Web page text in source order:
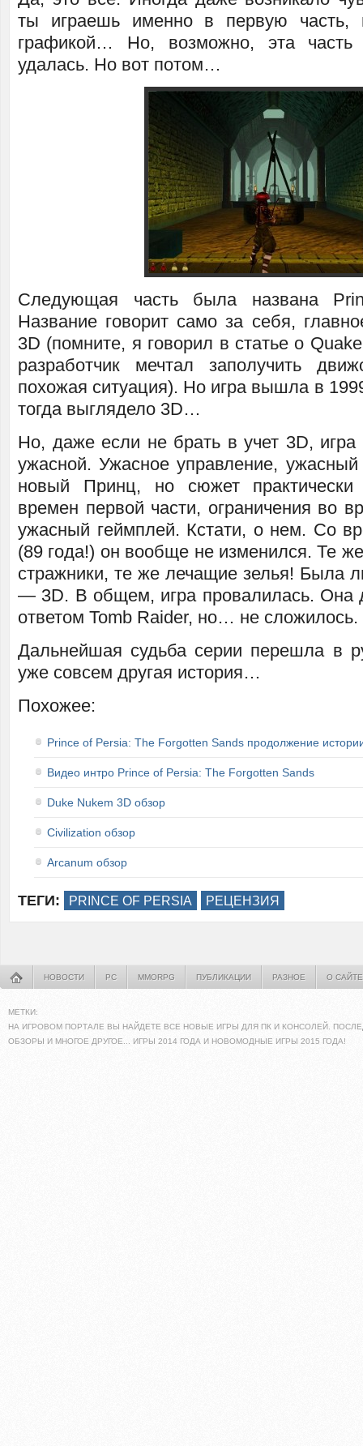
ты играешь именно в первую часть,
графикой… Но, возможно, эта
удалась. Но вот потом…
Следующая часть была названа
Название говорит само за себя,
3D (помните, я говорил в статье о
разработчик мечтал заполучить
похожая ситуация). Но игра вышла в
тогда выглядело 3D…
Но, даже если не брать в учет 3D,
ужасной. Ужасное управление,
новый Принц, но сюжет
времен первой части, ограничения во
ужасный геймплей. Кстати, о нем. Со
(89 года!) он вообще не изменился. Те
стражники, те же лечащие зелья! Была
— 3D. В общем, игра провалилась. Она
ответом Tomb Raider, но… не сложилось.
Дальнейшая судьба серии перешла в
уже совсем другая история…
Похожее:
Prince of Persia: The Forgotten Sands продолжение
Видео интро Prince of Persia: The Forgotten Sands
Duke Nukem 3D обзор
Civilization обзор
Arcanum обзор
ТЕГИ: PRINCE OF PERSIA РЕЦЕНЗИЯ
НОВОСТИ PC MMORPG ПУБЛИКАЦИИ РАЗНОЕ О САЙТЕ
МЕТКИ:
НА ИГРОВОМ ПОРТАЛЕ ВЫ НАЙДЕТЕ ВСЕ НОВЫЕ ИГРЫ ДЛЯ ПК И КОНСОЛЕЙ.
ОБЗОРЫ И МНОГОЕ ДРУГОЕ... ИГРЫ 2014 ГОДА И НОВОМОДНЫЕ ИГРЫ 2015 ГОДА!